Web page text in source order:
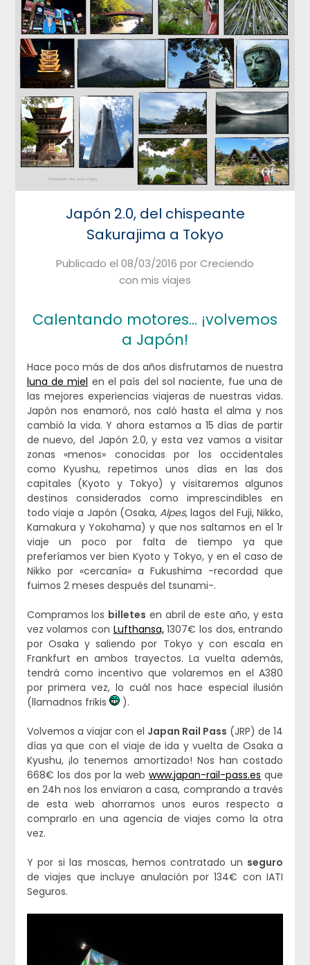
Japón 2.0, del chispeante
Sakurajima a Tokyo
Publicado el 08/03/2016 porCreciendo
con mis viajes
Calentando motores… ¡volvemos
a Japón!
Hace poco más de dos años disfrutamos de nuestra
luna de miel en el país del sol naciente, fue una de
las mejores experiencias viajeras de nuestras vidas.
Japón nos enamoró, nos caló hasta el alma y nos
cambió la vida. Y ahora estamos a 15 días de partir
de nuevo, del Japón 2.0, y esta vez vamos a visitar
zonas «menos» conocidas por los occidentales
como Kyushu, repetimos unos días en las dos
capitales (Kyoto y Tokyo) y visitaremos algunos
destinos considerados como imprescindibles en
todo viaje a Japón (Osaka,Alpes, lagos del Fuji, Nikko,
Kamakura y Yokohama) y que nos saltamos en el 1r
viaje un poco por falta de tiempo ya que
preferíamos ver bien Kyoto y Tokyo, y en el caso de
Nikko por «cercanía» a Fukushima -recordad que
fuimos 2 meses después del tsunami-.
Compramos los billetes en abril de este año, y esta
vez volamos con Lufthansa,1307€ los dos, entrando
por Osaka y saliendo por Tokyo y con escala en
Frankfurt en ambos trayectos. La vuelta además,
tendrá como incentivo que volaremos en el A380
por primera vez, lo cuál nos hace especial ilusión
(llamadnos frikis
).
Volvemos a viajar con el Japan Rail Pass (JRP) de 14
días ya que con el viaje de ida y vuelta de Osaka a
Kyushu, ¡lo tenemos amortizado! Nos han costado
668€ los dos por la webwww.japan-rail-pass.es que
en 24h nos los enviaron a casa, comprando a través
de esta web ahorramos unos euros respecto a
comprarlo en una agencia de viajes como la otra
vez.
Y por si las moscas, hemos contratado un seguro
de viajes que incluye anulación por 134€ con IATI
Seguros.